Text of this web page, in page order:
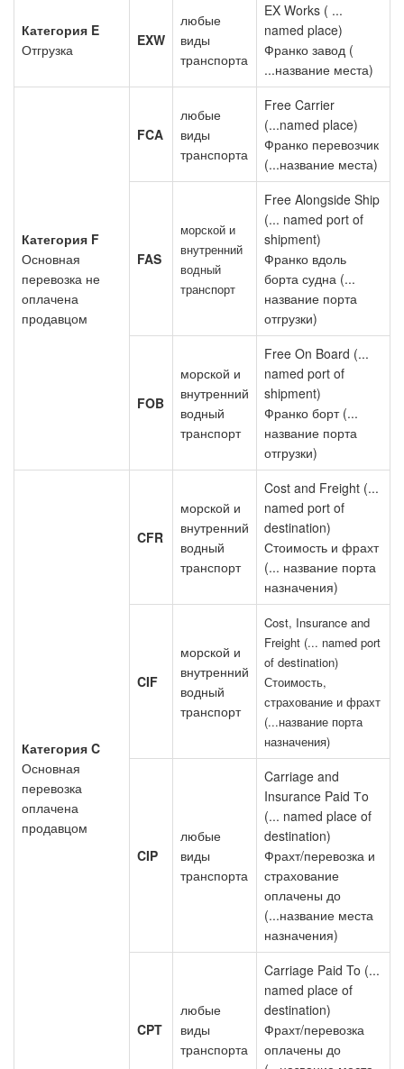
Категория E
Отгрузка
EXW
любые
виды
транспорта
EX Works ( ...
named place)
Франко завод (
...название места)
Категория F
Основная
перевозка не
оплачена
продавцом
FCA
любые
виды
транспорта
Free Carrier
(...named place)
Франко перевозчик
(...название места)
FAS
морской и
внутренний
водный
транспорт
Free Alongside Ship
(... named port of
shipment)
Франко вдоль
борта судна (...
название порта
отгрузки)
FOB
морской и
внутренний
водный
транспорт
Free On Board (...
named port of
shipment)
Франко борт (...
название порта
отгрузки)
Категория C
Основная
перевозка
оплачена
продавцом
CFR
морской и
внутренний
водный
транспорт
Cost and Freight (...
named port of
destination)
Стоимость и фрахт
(... название порта
назначения)
CIF
морской и
внутренний
водный
транспорт
Cost, Insurance and
Freight (... named port
of destination)
Стоимость,
страхование и фрахт
(...название порта
назначения)
CIP
любые
виды
транспорта
Carriage and
Insurance Paid Тo
(... named place of
destination)
Фрахт/перевозка и
страхование
оплачены до
(...название места
назначения)
CPT
любые
виды
транспорта
Carriage Paid To (...
named place of
destination)
Фрахт/перевозка
оплачены до